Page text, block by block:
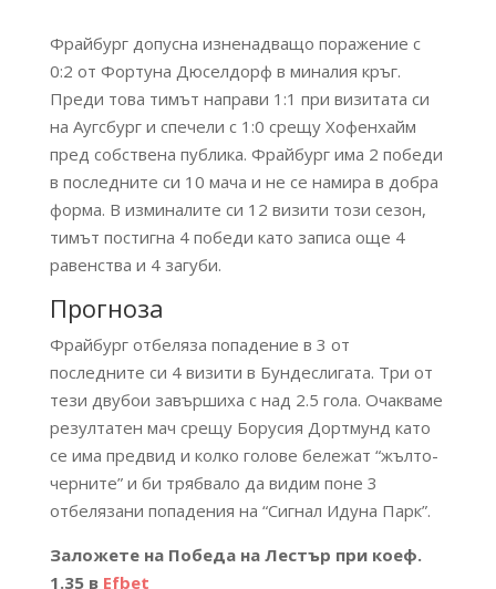
Фрайбург допусна изненадващо поражение с
0:2 от Фортуна Дюселдорф в миналия кръг.
Преди това тимът направи 1:1 при визитата си
на Аугсбург и спечели с 1:0 срещу Хофенхайм
пред собствена публика. Фрайбург има 2 победи
в последните си 10 мача и не се намира в добра
форма. В изминалите си 12 визити този сезон,
тимът постигна 4 победи като записа още 4
равенства и 4 загуби.
Прогноза
Фрайбург отбеляза попадение в 3 от
последните си 4 визити в Бундеслигата. Три от
тези двубои завършиха с над 2.5 гола. Очакваме
резултатен мач срещу Борусия Дортмунд като
се има предвид и колко голове бележат “жълто-
черните” и би трябвало да видим поне 3
отбелязани попадения на “Сигнал Идуна Парк”.
Заложете на Победа на Лестър при коеф.
1.35 в Efbet